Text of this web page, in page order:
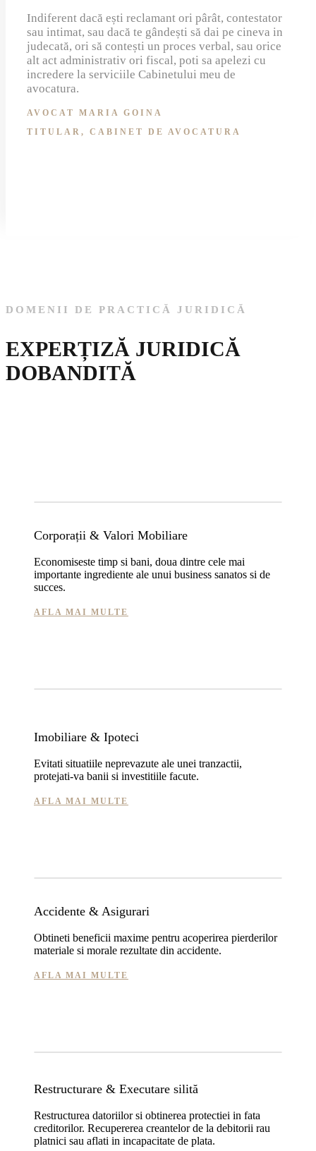
Indiferent dacă ești reclamant ori pârât, contestator
sau intimat, sau dacă te gândești să dai pe cineva in
judecată, ori să contești un proces verbal, sau orice
alt act administrativ ori fiscal, poti sa apelezi cu
incredere la serviciile Cabinetului meu de
avocatura.
AVOCAT MARIA GOINA
TITULAR, CABINET DE AVOCATURA
DOMENII DE PRACTICĂ JURIDICĂ
EXPERȚIZĂ JURIDICĂ
DOBANDITĂ
Corporații & Valori Mobiliare
Economiseste timp si bani, doua dintre cele mai
importante ingrediente ale unui business sanatos si de
succes.
AFLA MAI MULTE
Imobiliare & Ipoteci
Evitati situatiile neprevazute ale unei tranzactii,
protejati-va banii si investitiile facute.
AFLA MAI MULTE
Accidente & Asigurari
Obtineti beneficii maxime pentru acoperirea pierderilor
materiale si morale rezultate din accidente.
AFLA MAI MULTE
Restructurare & Executare silită
Restructurea datoriilor si obtinerea protectiei in fata
creditorilor. Recupererea creantelor de la debitorii rau
platnici sau aflati in incapacitate de plata.